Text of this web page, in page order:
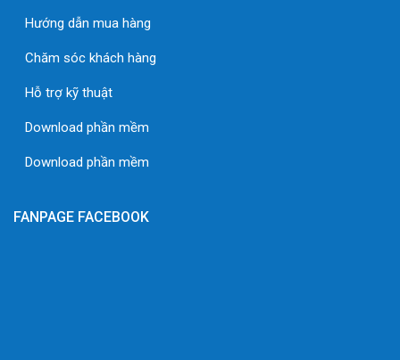
Hướng dẫn mua hàng
Chăm sóc khách hàng
Hỗ trợ kỹ thuật
Download phần mềm
Download phần mềm
FANPAGE FACEBOOK